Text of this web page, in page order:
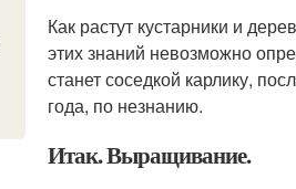
Как растут кустарники и
этих знаний невозможно
станет соседкой карлику,
года, по незнанию.
Итак. Выращивание.